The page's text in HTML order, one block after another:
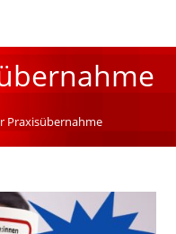
Praxisübernahme